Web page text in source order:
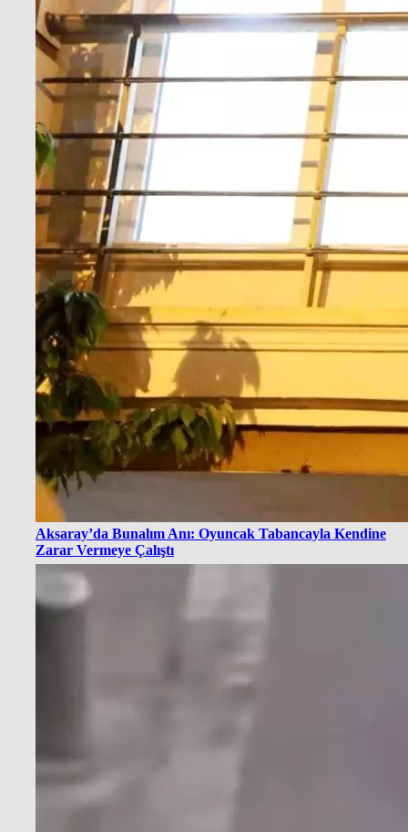
Aksaray’da Bunalım Anı: Oyuncak Tabancayla Kendine
Zarar Vermeye Çalıştı